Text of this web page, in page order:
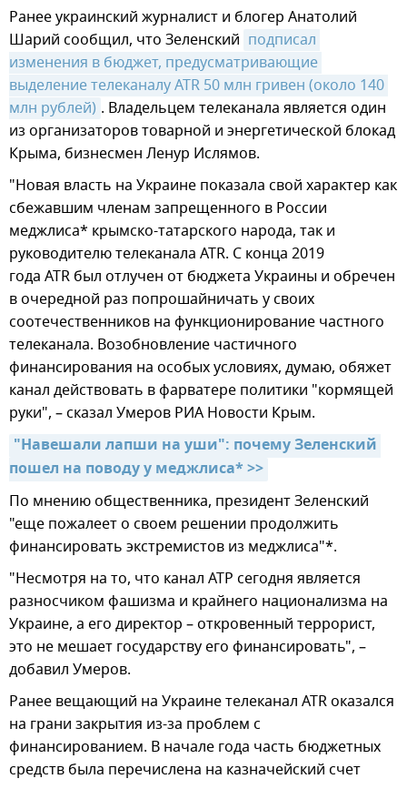
Ранее украинский журналист и блогер Анатолий
Шарий сообщил, что Зеленский подписал
изменения в бюджет, предусматривающие
выделение телеканалу ATR 50 млн гривен (около 140
млн рублей) . Владельцем телеканала является один
из организаторов товарной и энергетической блокад
Крыма, бизнесмен Ленур Ислямов.
"Новая власть на Украине показала свой характер как
сбежавшим членам запрещенного в России
меджлиса* крымско-татарского народа, так и
руководителю телеканала ATR. С конца 2019
года ATR был отлучен от бюджета Украины и обречен
в очередной раз попрошайничать у своих
соотечественников на функционирование частного
телеканала. Возобновление частичного
финансирования на особых условиях, думаю, обяжет
канал действовать в фарватере политики "кормящей
руки", – сказал Умеров РИА Новости Крым.
"Навешали лапши на уши": почему Зеленский
пошел на поводу у меджлиса* >>
По мнению общественника, президент Зеленский
"еще пожалеет о своем решении продолжить
финансировать экстремистов из меджлиса"*.
"Несмотря на то, что канал АТР сегодня является
разносчиком фашизма и крайнего национализма на
Украине, а его директор – откровенный террорист,
это не мешает государству его финансировать", –
добавил Умеров.
Ранее вещающий на Украине телеканал ATR оказался
на грани закрытия из-за проблем с
финансированием. В начале года часть бюджетных
средств была перечислена на казначейский счет